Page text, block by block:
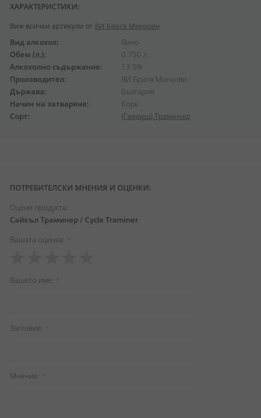
ХАРАКТЕРИСТИКИ:
Виж всички артикули от ВИ Братя Минкови
Вид алкохол
Вино
Обем (л.)
0.750 л.
Алкохолно съдържание
13.0%
Производител
ВИ Братя Минкови
Държава
България
Начин на затваряне
Корк
Сорт
(Гевюрц) Траминер
ПОТРЕБИТЕЛСКИ МНЕНИЯ И ОЦЕНКИ:
Оцени продукта:
Сайкъл Траминер / Cycle Traminer
Вашата оценка
star
stars
stars
stars
stars
Вашето име
Заглавиe
Мнение